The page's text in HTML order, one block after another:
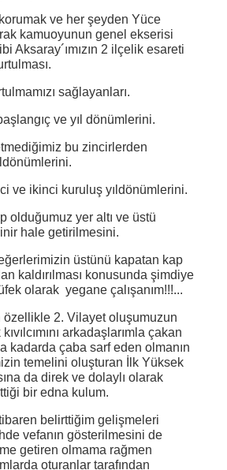
ve her şeyden Yüce
kamuoyunun genel ekserisi
Aksaray´ımızın 2 ilçelik esareti
sağlayanları.
ve yıl dönümlerini.
bu zincirlerden
ve ikinci kuruluş yıldönümlerini.
olduğumuz yer altı ve üstü
hale getirilmesini.
üstünü kapatan kap
kaldırılması konusunda şimdiye
olarak yegane çalışanım!!!...
2. Vilayet oluşumuzun
arkadaşlarımla çakan
kadarda çaba sarf eden olmanın
temelini oluşturan İlk Yüksek
da direk ve dolaylı olarak
bir edna kulum.
belirttiğim gelişmeleri
vefanın gösterilmesini de
getiren olmama rağmen
oturanlar tarafından